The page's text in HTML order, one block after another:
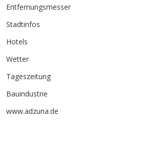
Entfernungsmesser
Stadtinfos
Hotels
Wetter
Tageszeitung
Bauindustrie
www.adzuna.de